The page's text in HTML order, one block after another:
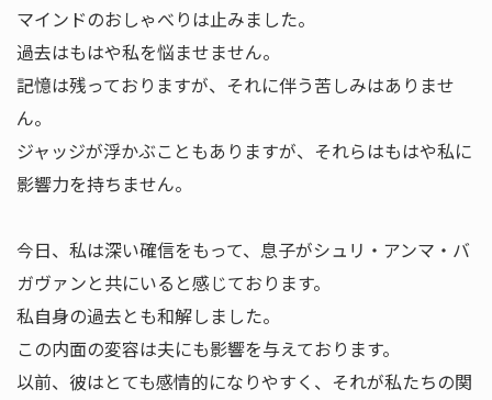
マインドのおしゃべりは止みました。
過去はもはや私を悩ませません。
記憶は残っておりますが、それに伴う苦しみはありませ
ん。
ジャッジが浮かぶこともありますが、それらはもはや私に
影響力を持ちません。
今日、私は深い確信をもって、息子がシュリ・アンマ・バ
ガヴァンと共にいると感じております。
私自身の過去とも和解しました。
この内面の変容は夫にも影響を与えております。
以前、彼はとても感情的になりやすく、それが私たちの関